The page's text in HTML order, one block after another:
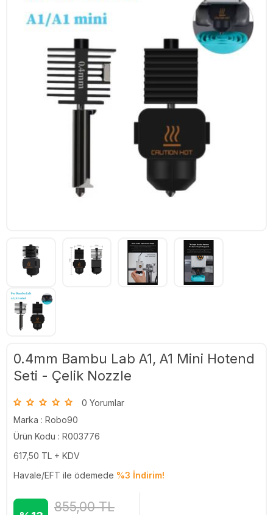
0.4mm Bambu Lab A1, A1 Mini Hotend
Seti - Çelik Nozzle
0 Yorumlar
Marka : Robo90
Ürün Kodu : R003776
617,50 TL + KDV
Havale/EFT ile ödemede %3 İndirim!
855,00TL